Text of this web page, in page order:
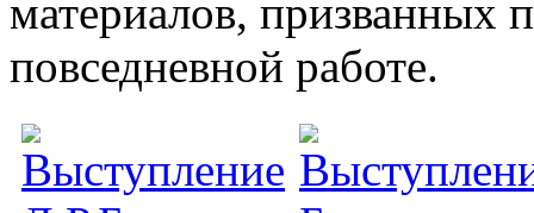
материалов, призванных
повседневной работе.